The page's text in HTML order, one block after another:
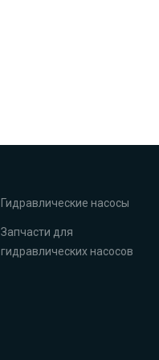
Гидравлические насосы
Запчасти для
гидравлических насосов